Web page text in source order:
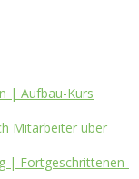
| Aufbau-Kurs
Mitarbeiter über
| Fortgeschrittenen-